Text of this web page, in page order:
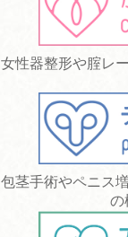
女性器整形や腟レ
包茎手術やペニス
の